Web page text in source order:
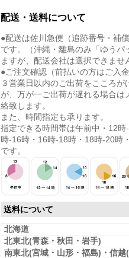
配送・送料について
●配送は佐川急便（追跡番号・補
です。（沖縄・離島のみ「ゆうパ
ますが、配送会社は選択できませ
●ご注文確認（前払いの方はご入
３営業日以内のご出荷をこころが
が、万が一ご出荷が遅れる場合は
絡致します。
また、時間指定も承ります。
指定できる時間帯は午前中・12時
時-16時・16時-18時・18時-20時
です。
送料について
北海道
北東北(青森・秋田・岩手)
南東北(宮城・山形・福島)・信越